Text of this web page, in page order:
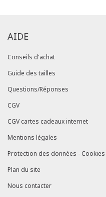
AIDE
Conseils d'achat
Guide des tailles
Questions/Réponses
CGV
CGV cartes cadeaux internet
Mentions légales
Protection des données - Cookies
Plan du site
Nous contacter